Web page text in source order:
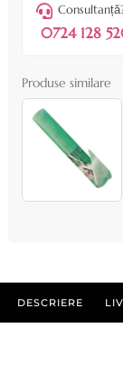
0724 128
Produse similare
DESCRIERE